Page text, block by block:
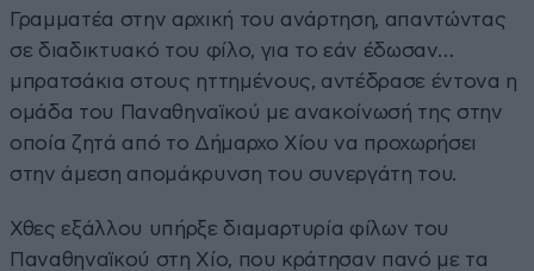
Γραμματέα στην αρχική του ανάρτηση, απαντώντας
σε διαδικτυακό του φίλο, για το εάν έδωσαν…
μπρατσάκια στους ηττημένους, αντέδρασε έντονα η
ομάδα του Παναθηναϊκού με ανακοίνωσή της στην
οποία ζητά από το Δήμαρχο Χίου να προχωρήσει
στην άμεση απομάκρυνση του συνεργάτη του.
Χθες εξάλλου υπήρξε διαμαρτυρία φίλων του
Παναθηναϊκού στη Χίο, που κράτησαν πανό με τα